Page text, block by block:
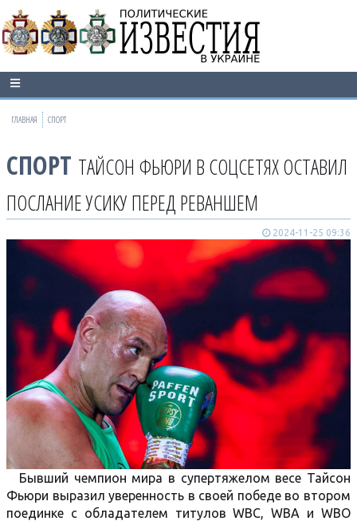
ГЛАВНАЯ СПОРТ
СПОРТ ТАЙСОН ФЬЮРИ В СОЦСЕТЯХ ОСТАВИЛ
ПОСЛАНИЕ УСИКУ ПЕРЕД РЕВАНШЕМ
2024-11-25 09:36
Бывший чемпион мира в супертяжелом весе Тайсон
Фьюри выразил уверенность в своей победе во втором
поединке с обладателем титулов WBC, WBA и WBO